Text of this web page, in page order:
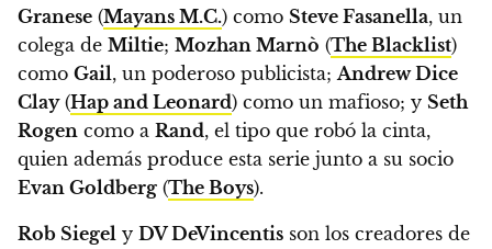
Granese (Mayans M.C.) como Steve Fasanella, un
colega de Miltie; Mozhan Marnò (The Blacklist)
como Gail, un poderoso publicista; Andrew Dice
Clay(Hap and Leonard) como un mafioso; y Seth
Rogen como a Rand, el tipo que robó la cinta,
quien además produce esta serie junto a su socio
Evan Goldberg (The Boys).
Rob Siegel y DV DeVincentis son los creadores de